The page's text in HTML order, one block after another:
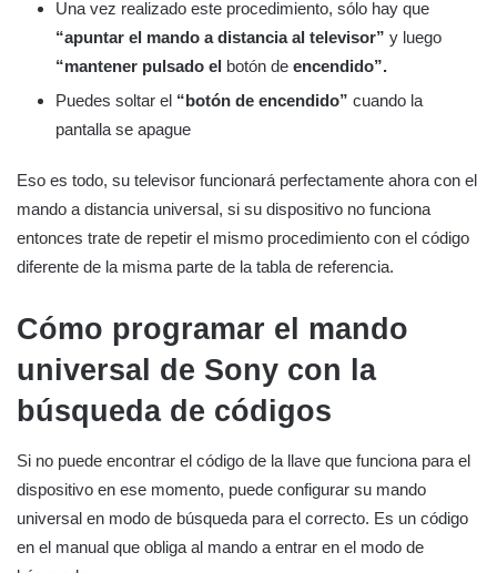
Una vez realizado este procedimiento, sólo hay que
“apuntar el mando a distancia al televisor” y luego
“mantener pulsado el botón de encendido”.
Puedes soltar el “botón de encendido” cuando la
pantalla se apague
Eso es todo, su televisor funcionará perfectamente ahora con el
mando a distancia universal, si su dispositivo no funciona
entonces trate de repetir el mismo procedimiento con el código
diferente de la misma parte de la tabla de referencia.
Cómo programar el mando
universal de Sony con la
búsqueda de códigos
Si no puede encontrar el código de la llave que funciona para el
dispositivo en ese momento, puede configurar su mando
universal en modo de búsqueda para el correcto. Es un código
en el manual que obliga al mando a entrar en el modo de